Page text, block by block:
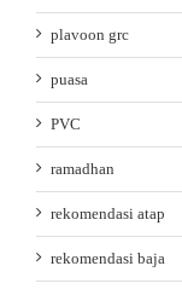
plavoon grc
puasa
PVC
ramadhan
rekomendasi atap
rekomendasi baja